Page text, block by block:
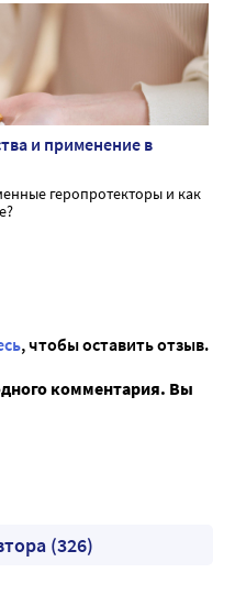
и применение в
геропротекторы и как
, чтобы оставить отзыв.
комментария. Вы
(326)